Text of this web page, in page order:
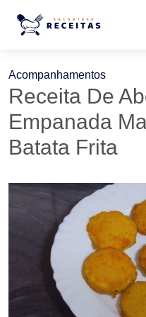
Acompanhamentos
Receita De
Empanada
Batata Frita